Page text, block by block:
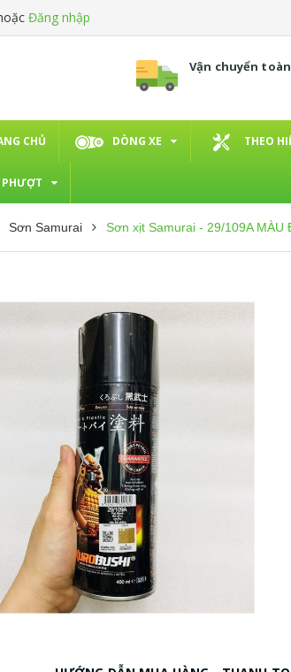
Đăng nhập
Vận chuyển
CHỦ DÒNG XE THEO
Sơn Samurai Sơn xịt Samurai - 29/109A MÀU